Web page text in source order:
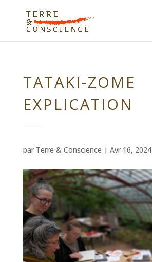
TATAKI-ZOME
EXPLICATION
par Terre & Conscience | Avr 16, 2024